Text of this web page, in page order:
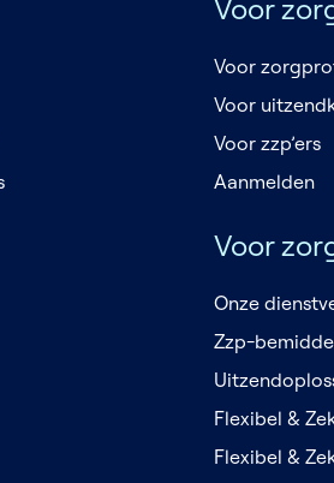
Voor
Voor
Voor
Voor zzp’ers
Aanmelden
Voor
Onze
Zzp-
Flexibel &
Flexibel &